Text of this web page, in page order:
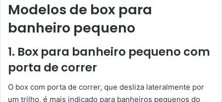
Modelos de box para
banheiro pequeno
1. Box para banheiro pequeno com
porta de correr
O box com porta de correr, que desliza lateralmente por
um trilho, é mais indicado para banheiros pequenos do